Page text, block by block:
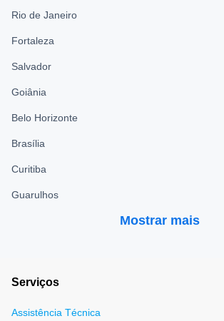
Rio de Janeiro
Fortaleza
Salvador
Goiânia
Belo Horizonte
Brasília
Curitiba
Guarulhos
Mostrar mais
Serviços
Assistência Técnica